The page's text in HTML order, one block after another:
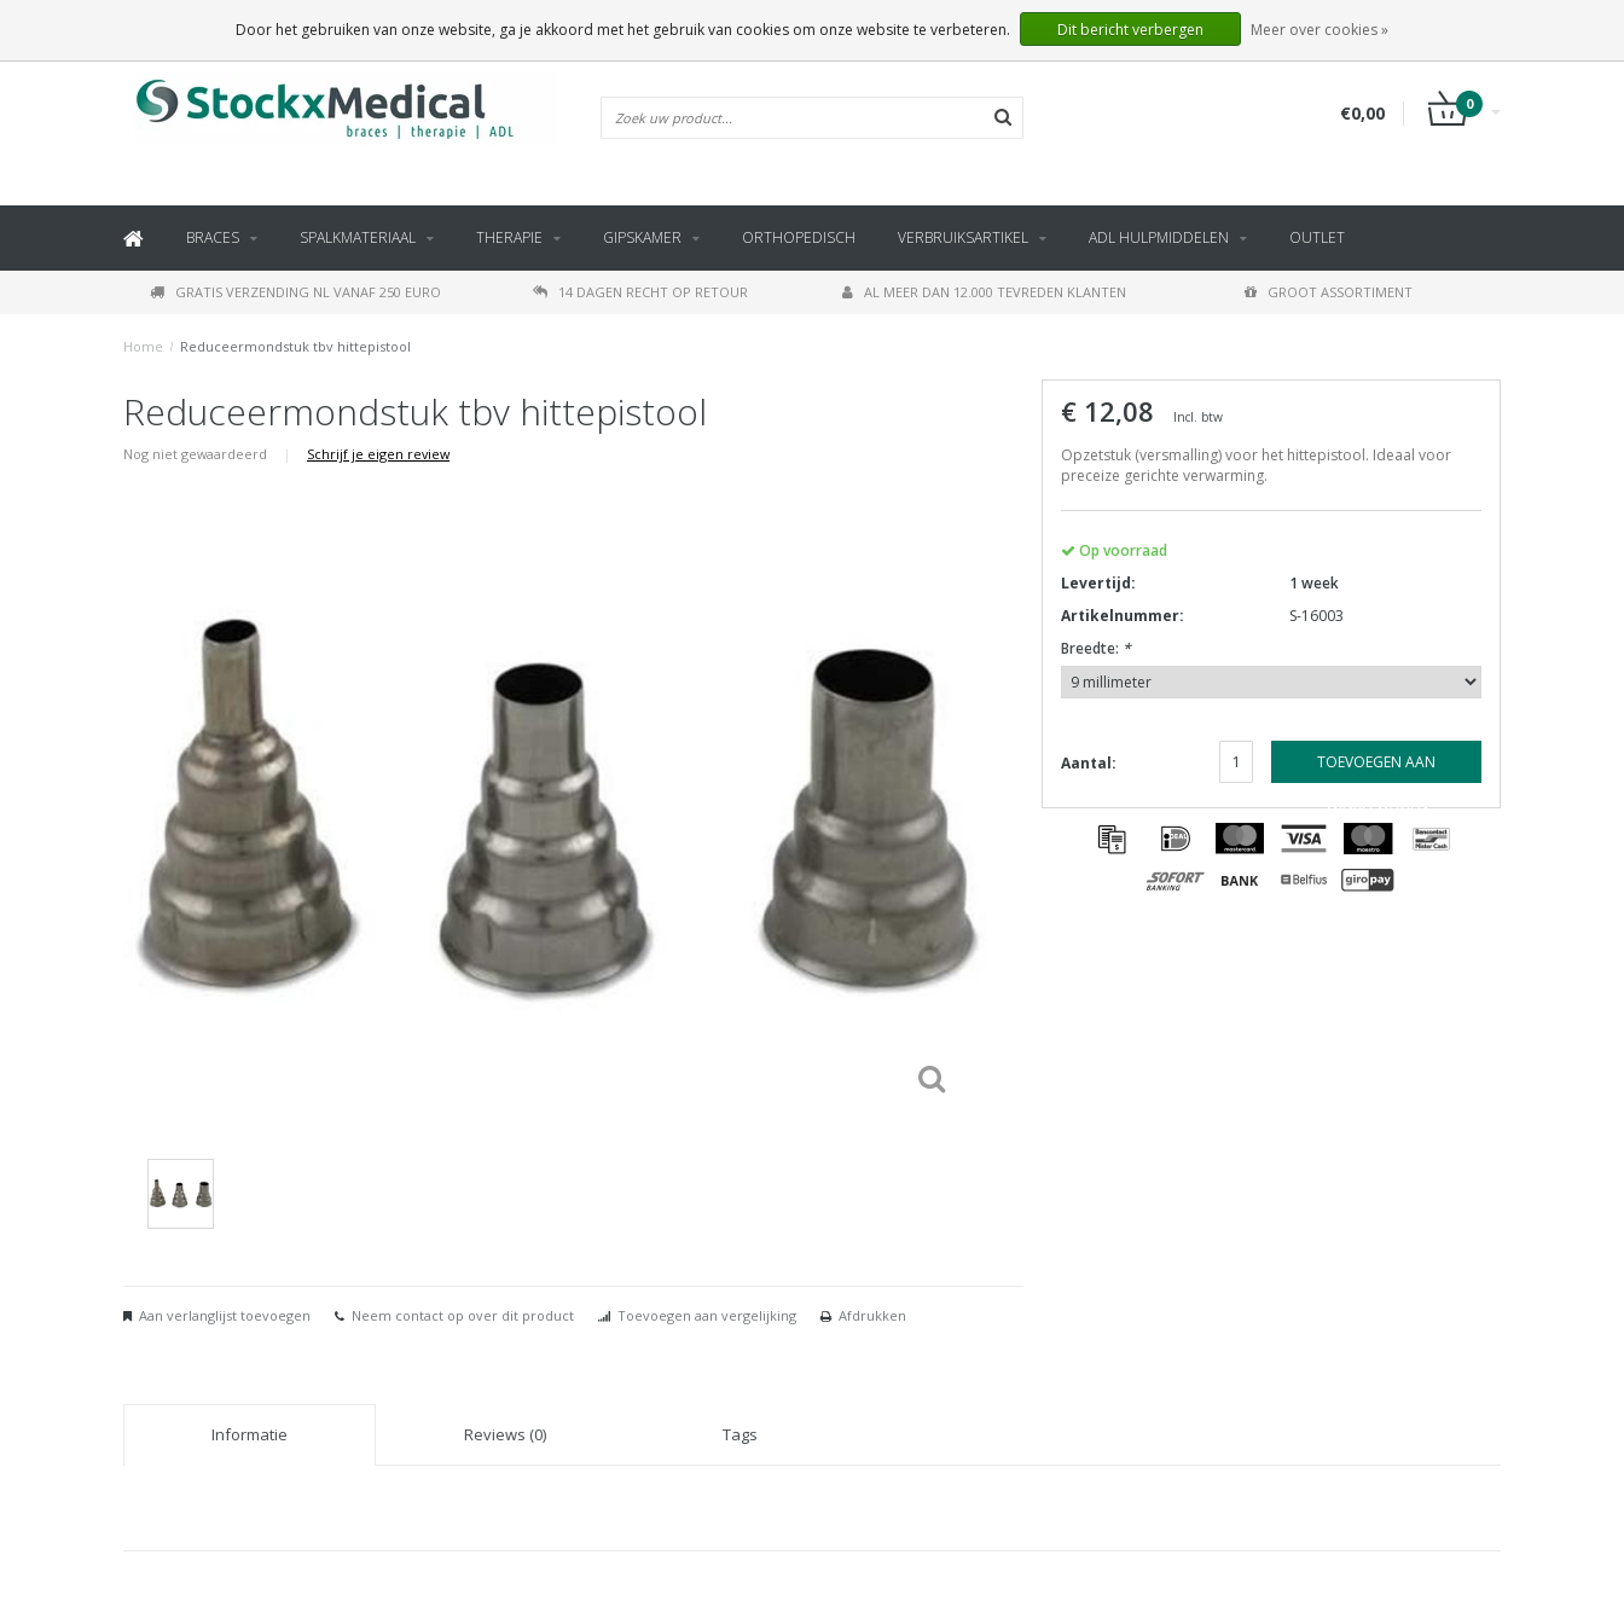
INLOGGEN
NL
€0,00 0
BRACES SPALKMATERIAAL THERAPIE GIPSKAMER ORTHOPEDISCH VERBRUIKSARTIKEL ADL HULPMIDDELEN OUTLET
GRATIS VERZENDING NL VANAF 250 EURO 14 DAGEN RECHT OP RETOUR AL MEER DAN 12.000 TEVREDEN KLANTEN GROOT ASSORTIMENT
Home / Reduceermondstuk tbv hittepistool
Reduceermondstuk tbv hittepistool
Nog niet gewaardeerd | Schrijf je eigen review
Aan verlanglijst toevoegen Neem contact op over dit product Toevoegen aan vergelijking Afdrukken
€ 12,08 Incl. btw
Opzetstuk (versmalling) voor het hittepistool. Ideaal voor
preceize gerichte verwarming.
Op voorraad
Levertijd:
1 week
Artikelnummer:
S-16003
Breedte: *
Aantal: TOEVOEGEN AAN
WINKELWAGEN
Informatie Reviews (0) Tags
Door het gebruiken van onze website, ga je akkoord met het gebruik van cookies om onze website te verbeteren. Dit bericht verbergen Meer over cookies »